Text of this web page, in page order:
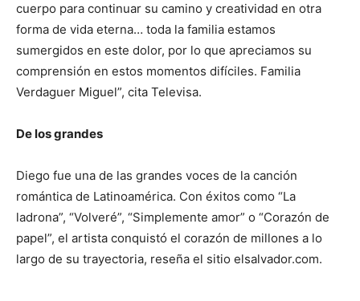
cuerpo para continuar su camino y creatividad en otra
forma de vida eterna… toda la familia estamos
sumergidos en este dolor, por lo que apreciamos su
comprensión en estos momentos difíciles. Familia
Verdaguer Miguel”, cita Televisa.
De los grandes
Diego fue una de las grandes voces de la canción
romántica de Latinoamérica. Con éxitos como “La
ladrona”, “Volveré”, “Simplemente amor” o “Corazón de
papel”, el artista conquistó el corazón de millones a lo
largo de su trayectoria, reseña el sitio elsalvador.com.